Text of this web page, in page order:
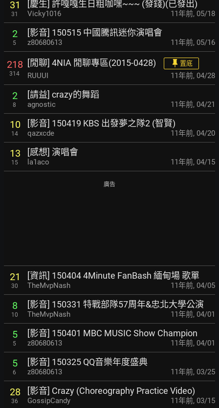
31
31
[慶生] 許嘎嘎生日粗咖嘿~~~ (發錢)(已發出)
Vicky1016 11年前, 05/18
2
5
[影音] 150515 中國騰訊迷你演唱會
z80680613 11年前, 05/16
218
314
[閒聊] 4NIA 閒聊專區(2015-0428) 置底
RUUUI 11年前, 04/28
2
8
[請益] crazy的舞蹈
agnostic 11年前, 04/21
10
14
[影音] 150419 KBS 出發夢之隊2 (智賢)
qazxcde 11年前, 04/20
13
15
[感想] 演唱會
la1aco 11年前, 04/15
廣告
21
30
[資訊] 150404 4Minute FanBash 緬甸場 歌單
TheMvpNash 11年前, 04/05
8
10
[影音] 150331 特戰部隊57周年&忠北大學公演
TheMvpNash 11年前, 04/01
5
5
[影音] 150401 MBC MUSIC Show Champion
z80680613 11年前, 04/01
5
6
[影音] 150325 QQ音樂年度盛典
z80680613 11年前, 03/25
28
36
[影音] Crazy (Choreography Practice Video)
GossipCandy 11年前, 03/15